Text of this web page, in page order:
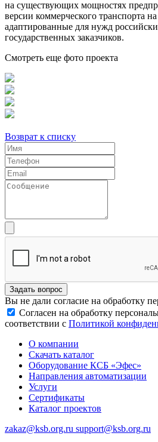
на существующих мощностях
версии коммерческого транспорта
адаптированные для нужд
государственных заказчиков.
Смотреть еще фото проекта
Возврат к списку
Задать вопрос
Вы не дали согласие на обработку
Согласен на обработку
соответствии с Политикой
О компании
Скачать каталог
Оборудование КСБ «Эфес»
Направления автоматизации
Услуги
Сертификаты
Каталог проектов
zakaz@ksb.org.ru support@ksb.org.ru